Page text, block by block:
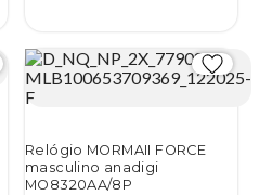
Relógio MORMAII FORCE
masculino anadigi
MO8320AA/8P